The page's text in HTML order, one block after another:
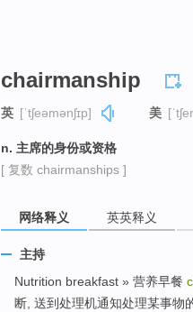
chairmanship
英 [ˈtʃeəmənʃɪp] 美
n. 主席的身份或资格
[ 复数 chairmanships ]
网络释义 英英释义
主持
Nutrition breakfast » 营养早餐
断, 送到处理机通知处理某事物